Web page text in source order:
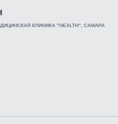
КЛИНИКА "HEALTH", САМАРА